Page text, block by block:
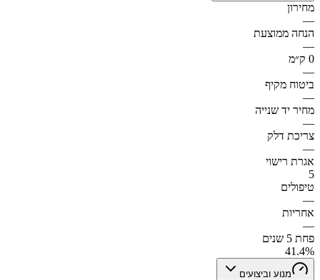
מחירון
—
הנחה ממוצעת
—
0 ק״מ
—
ביטוח מקיף
—
מחיר יד שנייה
—
צריכת דלק
—
אגרת רישוי
5
טיפולים
—
אחריות
—
פחת 5 שנים
41.4%
מנוע וביצועים